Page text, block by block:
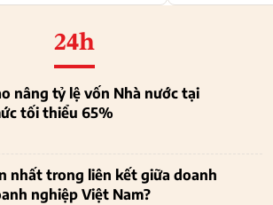
24h
nâng tỷ lệ vốn Nhà nước tại
tối thiểu 65%
nhất trong liên kết giữa doanh
nghiệp Việt Nam?